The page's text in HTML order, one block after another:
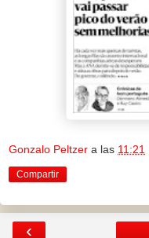
Gonzalo Peltzer a las 11:21
Compartir
‹